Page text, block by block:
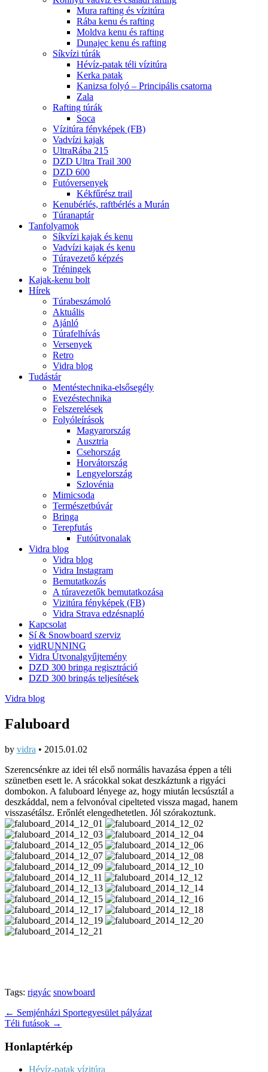
Mura rafting és vízitúra
Rába kenu és rafting
Moldva kenu és rafting
Dunajec kenu és rafting
Síkvízi túrák
Hévíz-patak téli vízitúra
Kerka patak
Kanizsa folyó – Principális csatorna
Zala
Rafting túrák
Soca
Vízitúra fényképek (FB)
Vadvízi kajak
UltraRába 215
DZD Ultra Trail 300
DZD 600
Futóversenyek
Kékfűrész trail
Kenubérlés, raftbérlés a Murán
Túranaptár
Tanfolyamok
Síkvízi kajak és kenu
Vadvízi kajak és kenu
Túravezető képzés
Tréningek
Kajak-kenu bolt
Hírek
Túrabeszámoló
Aktuális
Ajánló
Túrafelhívás
Versenyek
Retro
Vidra blog
Tudástár
Mentéstechnika-elsősegély
Evezéstechnika
Felszerelések
Folyóleírások
Magyarország
Ausztria
Csehország
Horvátország
Lengyelország
Szlovénia
Mimicsoda
Természetbúvár
Bringa
Terepfutás
Futóútvonalak
Vidra blog
Vidra blog
Vidra Instagram
Bemutatkozás
A túravezetők bemutatkozása
Vizitúra fényképek (FB)
Vidra Strava edzésnapló
Kapcsolat
Sí & Snowboard szerviz
vidRUNNING
Vidra Útvonalgyűjtemény
DZD 300 bringa regisztráció
DZD 300 bringás teljesítések
Vidra blog
Faluboard
by vidra • 2015.01.02
Szerencsénkre az idei tél első normális havazása éppen a téli
szünetben esett le. A srácokkal sokat deszkáztunk a rigyáci
dombokon. A faluboard lényege az, hogy miután lecsúsztál a
deszkáddal, nem a felvonóval cipelteted vissza magad, hanem
visszasétálsz. Erőnlét elengedhetetlen. Jól szórakoztunk.
Tags: rigyác snowboard
Post
navigation
← Semjénházi Sportegyesület pályázat
Téli futások →
Honlaptérkép
Hévíz-patak vízitúra